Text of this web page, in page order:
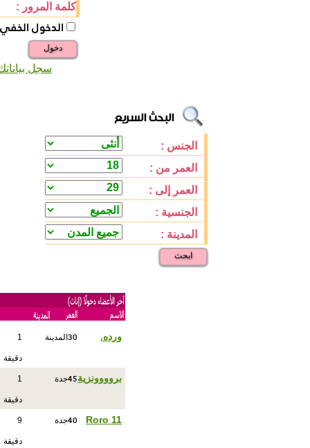
كلمة المرور :
الدخول الخفي
دخول
سجل
الجنس :
العمر من :
العمر إلى :
الجنسية :
المدينة :
ابحث
ورده. 30 المدينة 1
دقيقة
بروووونزية45جدة 1
دقيقة
Roro 11
40جدة 9
دقيقة